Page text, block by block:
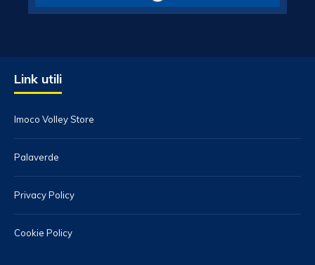
Link utili
Imoco Volley Store
Palaverde
Privacy Policy
Cookie Policy